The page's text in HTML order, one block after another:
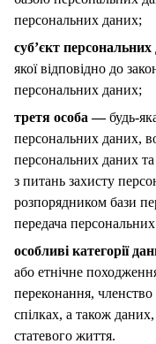
персональних даних;
суб’єкт
якої відповідно до
персональних даних;
третя особа —будь-
персональних даних,
персональних даних
з питань захисту
розпорядником бази
передача
особливі категорії
або етнічне
переконання,
спілках, а також
статевого життя.